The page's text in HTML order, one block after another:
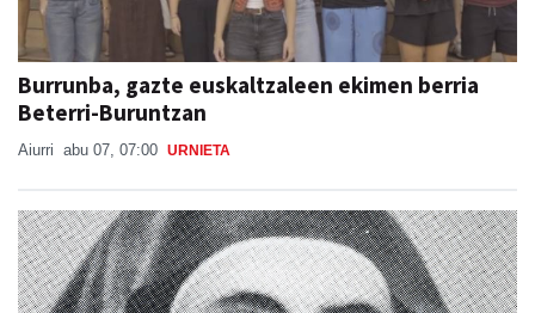
Burrunba, gazte euskaltzaleen ekimen berria
Beterri-Buruntzan
Aiurri abu 07, 07:00 URNIETA